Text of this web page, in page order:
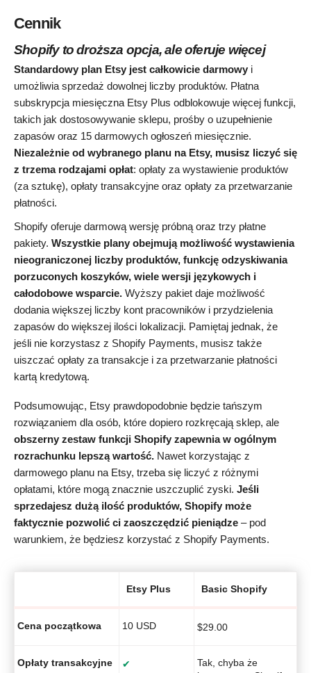
Cennik
Shopify to droższa opcja, ale oferuje więcej
Standardowy plan Etsy jest całkowicie darmowy i
umożliwia sprzedaż dowolnej liczby produktów. Płatna
subskrypcja miesięczna Etsy Plus odblokowuje więcej funkcji,
takich jak dostosowywanie sklepu, prośby o uzupełnienie
zapasów oraz 15 darmowych ogłoszeń miesięcznie.
Niezależnie od wybranego planu na Etsy, musisz liczyć się
z trzema rodzajami opłat: opłaty za wystawienie produktów
(za sztukę), opłaty transakcyjne oraz opłaty za przetwarzanie
płatności.
Shopify oferuje darmową wersję próbną oraz trzy płatne
pakiety. Wszystkie plany obejmują możliwość wystawienia
nieograniczonej liczby produktów, funkcję odzyskiwania
porzuconych koszyków, wiele wersji językowych i
całodobowe wsparcie. Wyższy pakiet daje możliwość
dodania większej liczby kont pracowników i przydzielenia
zapasów do większej ilości lokalizacji. Pamiętaj jednak, że
jeśli nie korzystasz z Shopify Payments, musisz także
uiszczać opłaty za transakcje i za przetwarzanie płatności
kartą kredytową.
Podsumowując, Etsy prawdopodobnie będzie tańszym
rozwiązaniem dla osób, które dopiero rozkręcają sklep, ale
obszerny zestaw funkcji Shopify zapewnia w ogólnym
rozrachunku lepszą wartość. Nawet korzystając z
darmowego planu na Etsy, trzeba się liczyć z różnymi
opłatami, które mogą znacznie uszczuplić zyski. Jeśli
sprzedajesz dużą ilość produktów, Shopify może
faktycznie pozwolić ci zaoszczędzić pieniądze – pod
warunkiem, że będziesz korzystać z Shopify Payments.
Etsy Plus Basic Shopify
Cena początkowa 10 USD $29.00
Opłaty transakcyjne ✔
Tak, chyba że